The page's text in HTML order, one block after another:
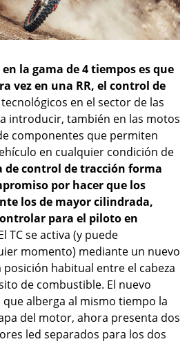
la gama de 4 tiempos es que
vez en una RR, el control de
tecnológicos en el sector de las
introducir, también en las motos
componentes que permiten
en cualquier condición de
de control de tracción forma
por hacer que los
los de mayor cilindrada,
para el piloto en
TC se activa (y puede
momento) mediante un nuevo
habitual entre el cabeza
de combustible. El nuevo
alberga al mismo tiempo la
del motor, ahora presenta dos
led separados para los dos